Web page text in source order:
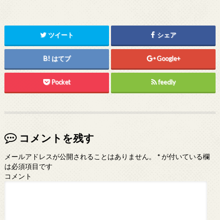
ツイート シェア
はてブ Google+
Pocket feedly
コメントを残す
メールアドレスが公開されることはありません。 *が付いている欄
は必須項目です
コメント